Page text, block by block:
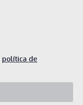
política de